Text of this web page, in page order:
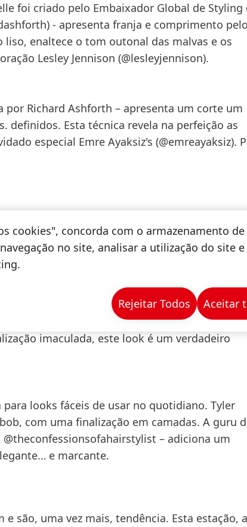
foi criado pelo Embaixador Global de Styling
- apresenta franja e comprimento
enaltece o tom outonal das malvas e os
Lesley Jennison (@lesleyjennison).
Richard Ashforth – apresenta um corte um
definidos. Esta técnica revela na perfeição as
especial Emre Ayaksiz's (@emreayaksiz).
nos blocos de brilho e na precisão dos
expressa empowerment.
foi criado pelo Embaixador Global Tyler
e reinventa o icónico Pageboy Bob. A
num efeito quebra-cabeças, para uma
imaculada, este look é um verdadeiro
looks fáceis de usar no quotidiano. Tyler
com uma finalização em camadas. A guru
– adiciona um
e marcante.
e são, uma vez mais, tendência. Esta estação, a
cookies", concorda com o armazenamento
no site, analisar a utilização do site
Rejeitar Todos Aceitar